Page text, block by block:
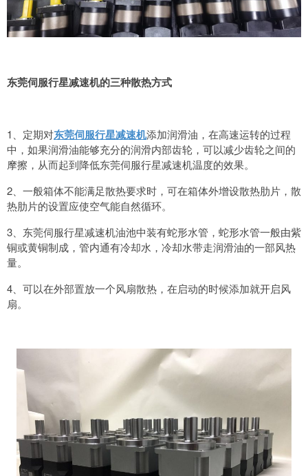
东莞伺服行星减速机的三种散热方式
1、定期对东莞伺服行星减速机添加润滑油，在高速运转的过程
中，如果润滑油能够充分的润滑内部齿轮，可以减少齿轮之间的
摩擦，从而起到降低东莞伺服行星减速机温度的效果。
2、一般箱体不能满足散热要求时，可在箱体外增设散热肋片，散
热肋片的设置应使空气能自然循环。
3、东莞伺服行星减速机油池中装有蛇形水管，蛇形水管一般由紫
铜或黄铜制成，管内通有冷却水，冷却水带走润滑油的一部风热
量。
4、可以在外部置放一个风扇散热，在启动的时候添加就开启风
扇。